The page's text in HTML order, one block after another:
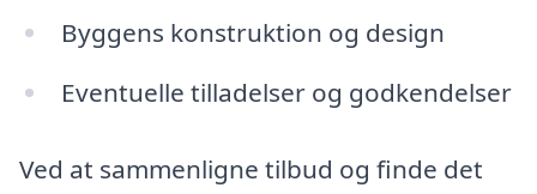
Byggens konstruktion og design
Eventuelle tilladelser og godkendelser
Ved at sammenligne tilbud og finde det